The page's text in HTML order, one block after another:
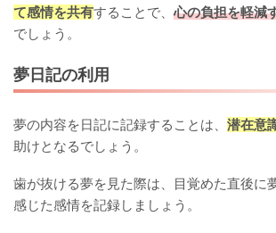
て感情を共有することで、心の負担を軽減
でしょう。
夢日記の利用
夢の内容を日記に記録することは、 潜在意
助けとなるでしょう。
歯が抜ける夢を見た際は、目覚めた直後に
感じた感情を記録しましょう。